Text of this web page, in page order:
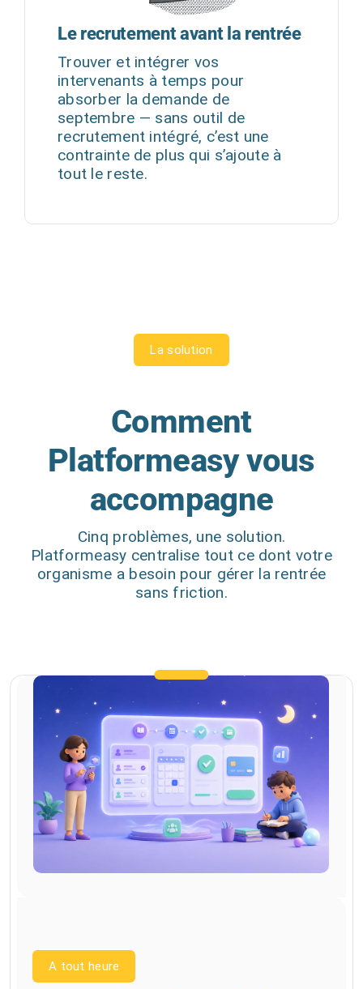
Le recrutement avant la rentrée
Trouver et intégrer vos
intervenants à temps pour
absorber la demande de
septembre — sans outil de
recrutement intégré, c’est une
contrainte de plus qui s’ajoute à
tout le reste.
La solution
Comment
Platformeasy vous
accompagne
Cinq problèmes, une solution.
Platformeasy centralise tout ce dont votre
organisme a besoin pour gérer la rentrée
sans friction.
A tout heure